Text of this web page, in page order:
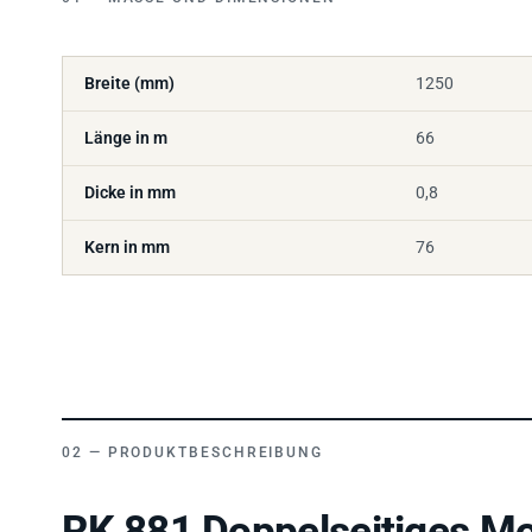
Breite (mm) 1250
Länge in m 66
Dicke in mm 0,8
Kern in mm 76
PRODUKTBESCHREIBUNG